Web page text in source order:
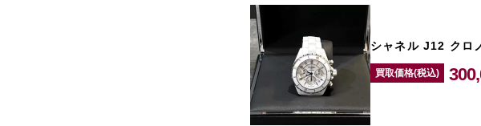
シャネル J12 クロ
買取価格(税込)